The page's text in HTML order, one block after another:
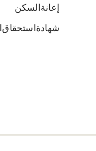
إعانة السكن
شهادة